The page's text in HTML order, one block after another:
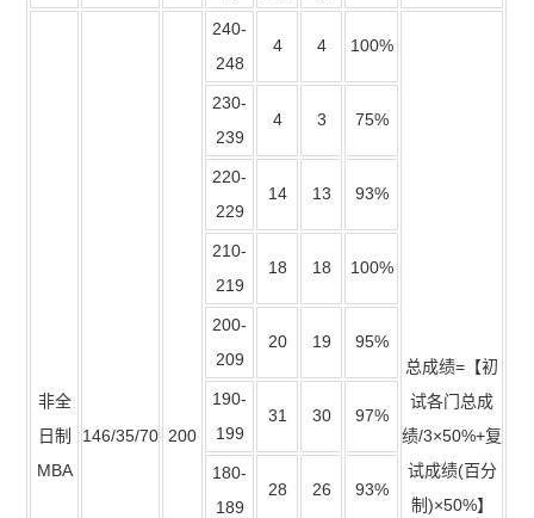
基础摸底测试卷）】 【2027MBA英语（二）裸考
试卷（零基础摸底测试卷）】
非全
日制
MBA
146/35/70 200
240-
248
4 4 100%
总成绩=【初
试各门总成
绩/3×50%+复
试成绩(百分
制)×50%】
230-
239
4 3 75%
220-
229
14 13 93%
210-
219
18 18 100%
200-
209
20 19 95%
190-
199
31 30 97%
180-
189
28 26 93%